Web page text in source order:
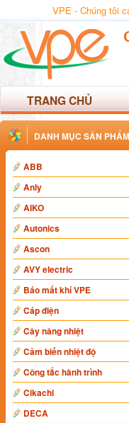
VPE - Chúng tôi
TRANG CHỦ
DANH MỤC SẢN PHẨM
ABB
Anly
AIKO
Autonics
Ascon
AVY electric
Báo mất khí VPE
Cáp điện
Cây nâng nhiệt
Cảm biến nhiệt độ
Công tắc hành trình
Cikachi
DECA